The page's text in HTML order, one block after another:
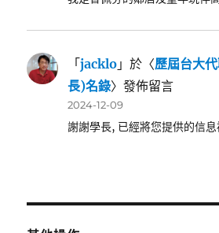
「jacklo 」於〈歷屆台大
長)名錄〉發佈留言
2024-12-09
謝謝學長, 已經將您提供的信